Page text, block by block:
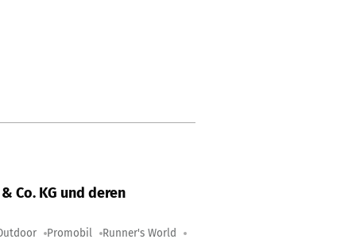
Co. KG und deren
Promobil Runner's World